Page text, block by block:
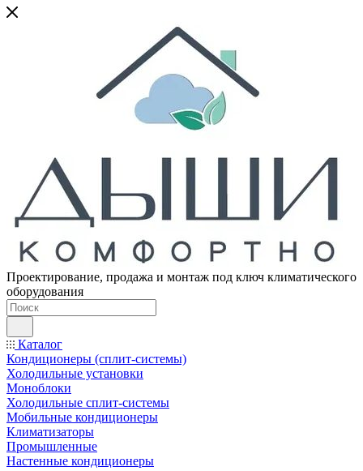
Проектирование, продажа и монтаж под ключ климатического
оборудования
Каталог
Кондиционеры (сплит-системы)
Холодильные установки
Моноблоки
Холодильные сплит-системы
Мобильные кондиционеры
Климатизаторы
Промышленные
Настенные кондиционеры